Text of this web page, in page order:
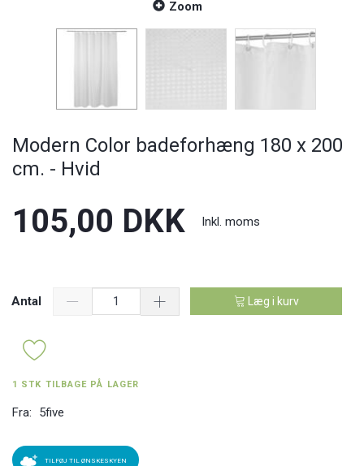
Zoom
Modern Color badeforhæng 180 x 200
cm. - Hvid
105,00 DKK Inkl. moms
Antal Læg i kurv
1 STK TILBAGE PÅ LAGER
Fra: 5five
TILFØJ TIL ØNSKESKYEN